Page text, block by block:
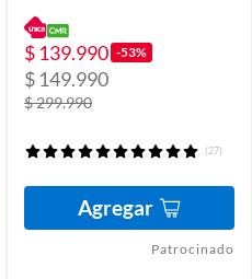
$ 139.990 -53%
$ 149.990
$ 299.990
(27)
Agregar
Patrocinado